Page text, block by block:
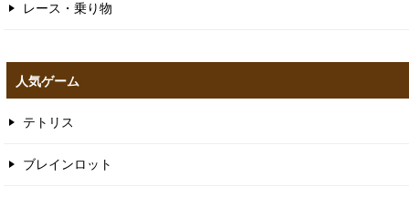
レース・乗り物
人気ゲーム
テトリス
ブレインロット